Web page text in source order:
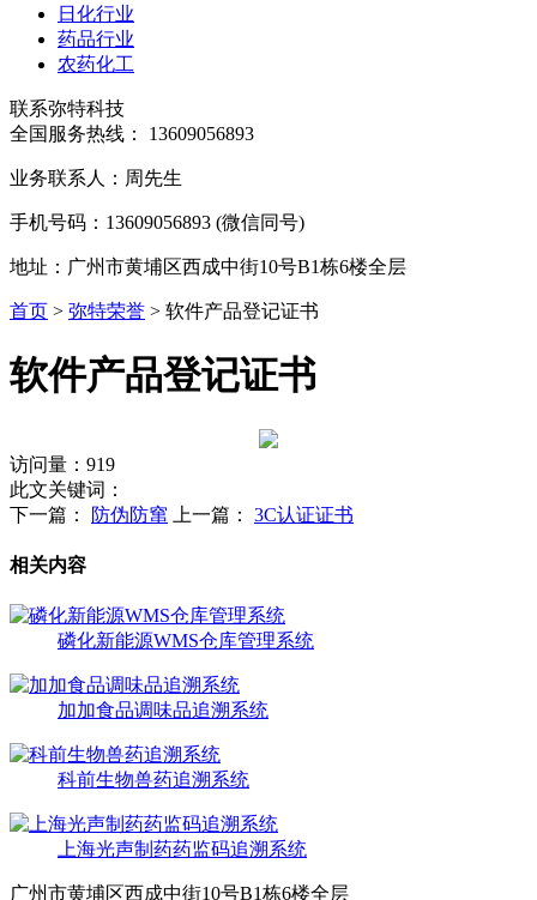
日化行业
药品行业
农药化工
联系弥特科技
全国服务热线：
13609056893
业务联系人：周先生
手机号码：13609056893 (微信同号)
地址：广州市黄埔区西成中街10号B1栋6楼全层
首页 > 弥特荣誉 > 软件产品登记证书
软件产品登记证书
访问量： 919
此文关键词：
下一篇：
防伪防窜 上一篇： 3C认证证书
相关内容
磷化新能源WMS仓库管理系统
加加食品调味品追溯系统
科前生物兽药追溯系统
上海光声制药药监码追溯系统
广州市黄埔区西成中街10号B1栋6楼全层